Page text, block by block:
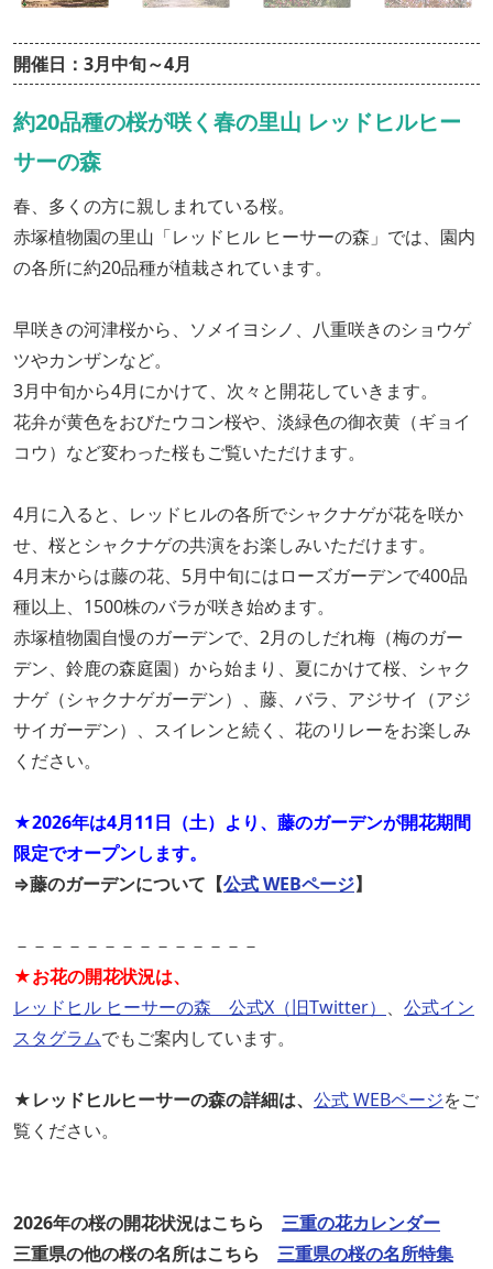
開催日：3月中旬～4月
約20品種の桜が咲く春の里山 レッドヒルヒー
サーの森
春、多くの方に親しまれている桜。
赤塚植物園の里山「レッドヒル ヒーサーの森」では、園内
の各所に約20品種が植栽されています。
早咲きの河津桜から、ソメイヨシノ、八重咲きのショウゲ
ツやカンザンなど。
3月中旬から4月にかけて、次々と開花していきます。
花弁が黄色をおびたウコン桜や、淡緑色の御衣黄（ギョイ
コウ）など変わった桜もご覧いただけます。
4月に入ると、レッドヒルの各所でシャクナゲが花を咲か
せ、桜とシャクナゲの共演をお楽しみいただけます。
4月末からは藤の花、5月中旬にはローズガーデンで400品
種以上、1500株のバラが咲き始めます。
赤塚植物園自慢のガーデンで、2月のしだれ梅（梅のガー
デン、鈴鹿の森庭園）から始まり、夏にかけて桜、シャク
ナゲ（シャクナゲガーデン）、藤、バラ、アジサイ（アジ
サイガーデン）、スイレンと続く、花のリレーをお楽しみ
ください。
★2026年は4月11日（土）より、藤のガーデンが開花期間
限定でオープンします。
⇒藤のガーデンについて【公式 WEBページ】
－－－－－－－－－－－－－－
★お花の開花状況は、
レッドヒル ヒーサーの森 公式X（旧Twitter） 、 公式イン
スタグラムでもご案内しています。
★レッドヒルヒーサーの森の詳細は、 公式 WEBページをご
覧ください。
2026年の桜の開花状況はこちら 三重の花カレンダー
三重県の他の桜の名所はこちら 三重県の桜の名所特集